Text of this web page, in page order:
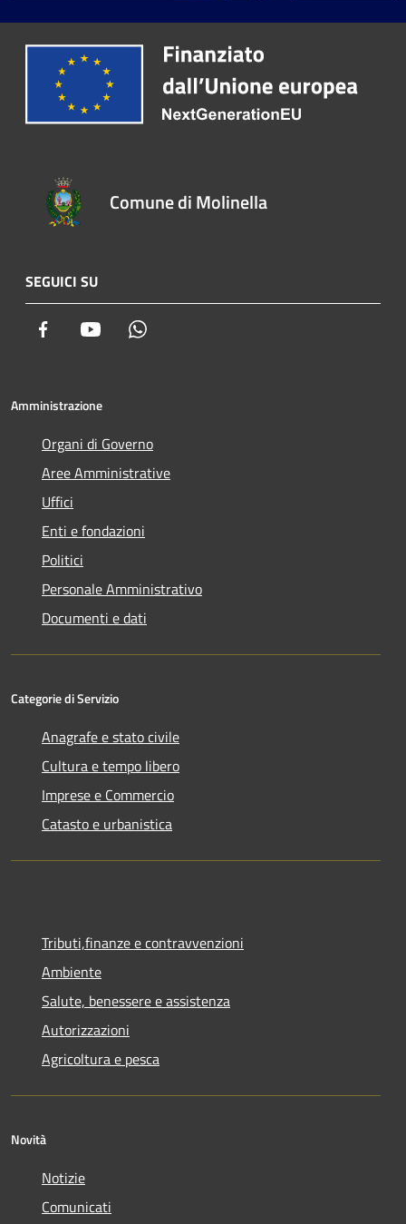
Comune di Molinella
SEGUICI SU
Facebook Youtube
Amministrazione
Organi di Governo
Aree Amministrative
Uffici
Enti e fondazioni
Politici
Personale Amministrativo
Documenti e dati
Categorie di Servizio
Anagrafe e stato civile
Cultura e tempo libero
Imprese e Commercio
Catasto e urbanistica
Tributi,finanze e contravvenzioni
Ambiente
Salute, benessere e assistenza
Autorizzazioni
Agricoltura e pesca
Novità
Notizie
Comunicati